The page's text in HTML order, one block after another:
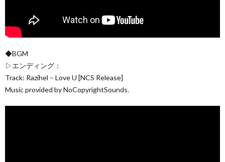
◆BGM
▷エンディング：
Track: Razihel – Love U [NCS Release]
Music provided by NoCopyrightSounds.